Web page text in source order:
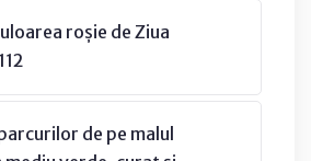
roșie de Ziua
de pe malul